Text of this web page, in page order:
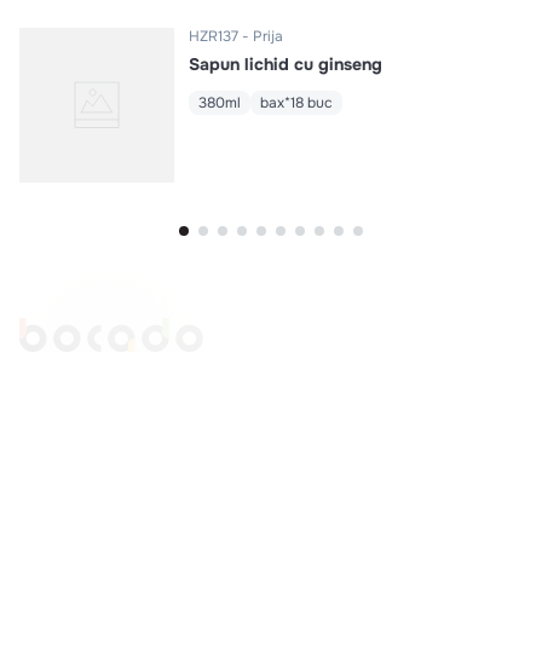
HZR137 Prija
Sapun lichid cu ginseng
380ml bax*18 buc